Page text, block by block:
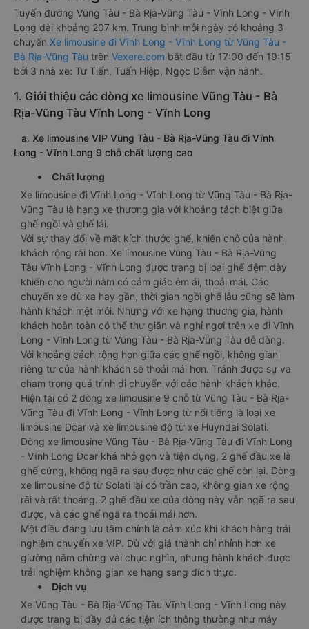
Tuyến đường Vũng Tàu - Bà Rịa-Vũng Tàu - Vĩnh Long - Vĩnh
Long dài khoảng 207 km. Trung bình mỗi ngày có khoảng 3
chuyến Xe limousine đi Vĩnh Long - Vĩnh Long từ Vũng Tàu -
Bà Rịa-Vũng Tàu trên Vexere.com bắt đầu từ 17:00 đến 19:15
bởi 3 nhà xe: Tư Tiến, Tuấn Hiệp, Ngọc Diễm vận hành.
1. Giới thiệu các dòng xe limousine Vũng Tàu - Bà
Rịa-Vũng Tàu Vĩnh Long - Vĩnh Long
a. Xe limousine VIP Vũng Tàu - Bà Rịa-Vũng Tàu đi Vĩnh
Long - Vĩnh Long 9 chỗ chất lượng cao
Chất lượng
Xe limousine đi Vĩnh Long - Vĩnh Long từ Vũng Tàu - Bà Rịa-
Vũng Tàu là hạng xe thương gia với khoảng tách biệt giữa
ghế ngồi và ghế lái.
Với sự thay đổi về mặt kích thước ghế, khiến chỗ của hành
khách rộng rãi hơn. Xe limousine Vũng Tàu - Bà Rịa-Vũng
Tàu Vĩnh Long - Vĩnh Long được trang bị loại ghế đệm dày
khiến cho người nằm có cảm giác êm ái, thoải mái. Các
chuyến xe dù xa hay gần, thời gian ngồi ghế lâu cũng sẽ làm
hành khách mệt mỏi. Nhưng với xe hạng thương gia, hành
khách hoàn toàn có thể thư giãn và nghỉ ngơi trên xe đi Vĩnh
Long - Vĩnh Long từ Vũng Tàu - Bà Rịa-Vũng Tàu dễ dàng.
Với khoảng cách rộng hơn giữa các ghế ngồi, không gian
riêng tư của hành khách sẽ thoải mái hơn. Tránh được sự va
chạm trong quá trình di chuyển với các hành khách khác.
Hiện tại có 2 dòng xe limousine 9 chỗ từ Vũng Tàu - Bà Rịa-
Vũng Tàu đi Vĩnh Long - Vĩnh Long từ nổi tiếng là loại xe
limousine Dcar và xe limousine độ từ xe Huyndai Solati.
Dòng xe limousine Vũng Tàu - Bà Rịa-Vũng Tàu đi Vĩnh Long
- Vĩnh Long Dcar khá nhỏ gọn và tiện dụng, 2 ghế đầu xe là
ghế cứng, không ngã ra sau được như các ghế còn lại. Dòng
xe limousine độ từ Solati lại có trần cao, không gian xe rộng
rãi và rất thoáng. 2 ghế đầu xe của dòng này vẫn ngã ra sau
được, và các ghế ngã ra thoải mái hơn.
Một điều đáng lưu tâm chính là cảm xúc khi khách hàng trải
nghiệm chuyến xe VIP. Dù với giá thành chỉ nhỉnh hơn xe
giường nằm chừng vài chục nghìn, nhưng hành khách được
trải nghiệm không gian xe hạng sang đích thực.
Dịch vụ
Xe Vũng Tàu - Bà Rịa-Vũng Tàu Vĩnh Long - Vĩnh Long này
được trang bị đầy đủ các tiện ích thông thường như máy